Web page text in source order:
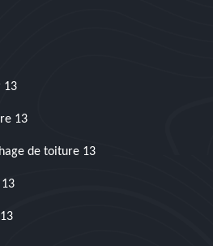
13
13
de toiture 13